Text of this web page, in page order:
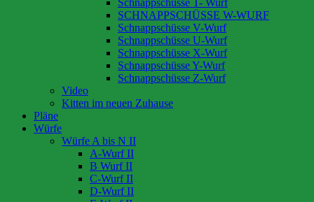
Schnappschüsse T- Wurf
SCHNAPPSCHÜSSE W-WURF
Schnappschüsse V-Wurf
Schnappschüsse U-Wurf
Schnappschüsse X-Wurf
Schnappschüsse Y-Wurf
Schnappschüsse Z-Wurf
Video
Kitten im neuen Zuhause
Pläne
Würfe
Würfe A bis N II
A-Wurf II
B Wurf II
C-Wurf II
D-Wurf II